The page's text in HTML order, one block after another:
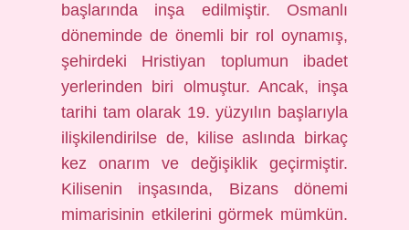
başlarında inşa edilmiştir. Osmanlı
döneminde de önemli bir rol oynamış,
şehirdeki Hristiyan toplumun ibadet
yerlerinden biri olmuştur. Ancak, inşa
tarihi tam olarak 19. yüzyılın başlarıyla
ilişkilendirilse de, kilise aslında birkaç
kez onarım ve değişiklik geçirmiştir.
Kilisenin inşasında, Bizans dönemi
mimarisinin etkilerini görmek mümkün.